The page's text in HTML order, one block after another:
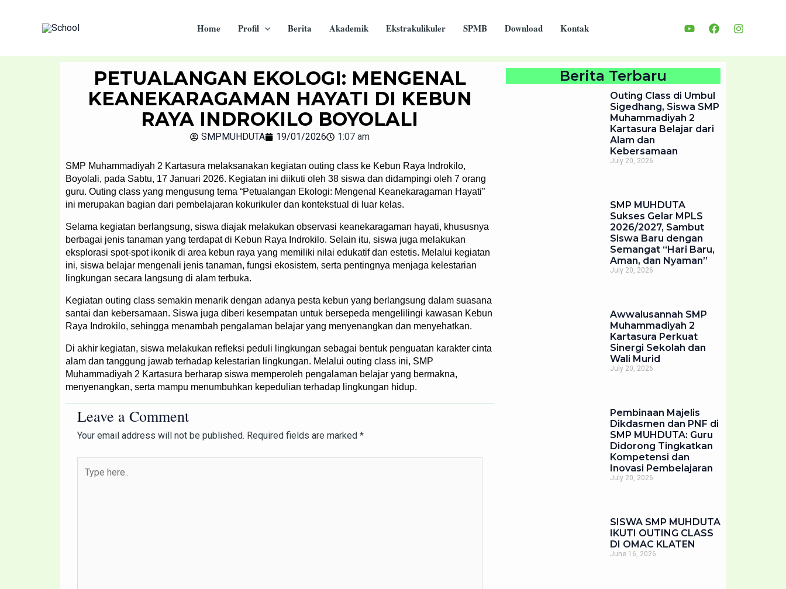
Home Profil Berita Akademik Ekstrakulikuler SPMB Download Kontak
PETUALANGAN EKOLOGI: MENGENAL
KEANEKARAGAMAN HAYATI DI KEBUN
RAYA INDROKILO BOYOLALI
SMPMUHDUTA 19/01/2026 1:07 am
SMP Muhammadiyah 2 Kartasura melaksanakan kegiatan outing class ke Kebun Raya Indrokilo,
Boyolali, pada Sabtu, 17 Januari 2026. Kegiatan ini diikuti oleh 38 siswa dan didampingi oleh 7 orang
guru. Outing class yang mengusung tema “Petualangan Ekologi: Mengenal Keanekaragaman Hayati”
ini merupakan bagian dari pembelajaran kokurikuler dan kontekstual di luar kelas.
Selama kegiatan berlangsung, siswa diajak melakukan observasi keanekaragaman hayati, khususnya
berbagai jenis tanaman yang terdapat di Kebun Raya Indrokilo. Selain itu, siswa juga melakukan
eksplorasi spot-spot ikonik di area kebun raya yang memiliki nilai edukatif dan estetis. Melalui kegiatan
ini, siswa belajar mengenali jenis tanaman, fungsi ekosistem, serta pentingnya menjaga kelestarian
lingkungan secara langsung di alam terbuka.
Kegiatan outing class semakin menarik dengan adanya pesta kebun yang berlangsung dalam suasana
santai dan kebersamaan. Siswa juga diberi kesempatan untuk bersepeda mengelilingi kawasan Kebun
Raya Indrokilo, sehingga menambah pengalaman belajar yang menyenangkan dan menyehatkan.
Di akhir kegiatan, siswa melakukan refleksi peduli lingkungan sebagai bentuk penguatan karakter cinta
alam dan tanggung jawab terhadap kelestarian lingkungan. Melalui outing class ini, SMP
Muhammadiyah 2 Kartasura berharap siswa memperoleh pengalaman belajar yang bermakna,
menyenangkan, serta mampu menumbuhkan kepedulian terhadap lingkungan hidup.
Leave a Comment
Your email address will not be published. Required fields are marked *
here..
Berita Terbaru
Outing Class di Umbul
Sigedhang, Siswa SMP
Muhammadiyah 2
Kartasura Belajar dari
Alam dan
Kebersamaan
July 20, 2026
SMP MUHDUTA
Sukses Gelar MPLS
2026/2027, Sambut
Siswa Baru dengan
Semangat “Hari Baru,
Aman, dan Nyaman”
July 20, 2026
Awwalusannah SMP
Muhammadiyah 2
Kartasura Perkuat
Sinergi Sekolah dan
Wali Murid
July 20, 2026
Pembinaan Majelis
Dikdasmen dan PNF di
SMP MUHDUTA: Guru
Didorong Tingkatkan
Kompetensi dan
Inovasi Pembelajaran
July 20, 2026
SISWA SMP MUHDUTA
IKUTI OUTING CLASS
DI OMAC KLATEN
June 16, 2026